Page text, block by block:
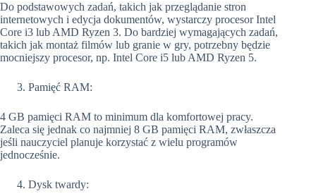
Do podstawowych zadań, takich jak przeglądanie stron
internetowych i edycja dokumentów, wystarczy procesor Intel
Core i3 lub AMD Ryzen 3. Do bardziej wymagających zadań,
takich jak montaż filmów lub granie w gry, potrzebny będzie
mocniejszy procesor, np. Intel Core i5 lub AMD Ryzen 5.
Pamięć RAM:
4 GB pamięci RAM to minimum dla komfortowej pracy.
Zaleca się jednak co najmniej 8 GB pamięci RAM, zwłaszcza
jeśli nauczyciel planuje korzystać z wielu programów
jednocześnie.
Dysk twardy: